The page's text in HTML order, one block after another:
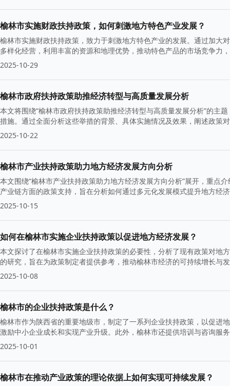
榆林市实施财政扶持政策，如何刺激地方特色产业发展？
榆林市实施财政扶持政策，致力于刺激地方特色产业的发展。通过加大
多样化经营，利用丰富的资源和地理优势，推动特色产品的市场竞争力
2025-10-29
榆林市政府扶持政策助推经济转型与高质量发展分析
本文将围绕“榆林市政府扶持政策助推经济转型与高质量发展分析”的主
措施。通过全面分析这些举措的背景、具体实施情况及效果，阐述政策
力。
2025-10-22
榆林市产业扶持政策助力地方经济发展方向分析
本文围绕“榆林市产业扶持政策助力地方经济发展方向分析”展开，重点
产业链方面的政策支持，旨在分析如何通过多元化发展模式提升地方经
2025-10-15
如何在榆林市实施企业扶持政策以促进地方经济发展？
本文探讨了在榆林市实施企业扶持政策的必要性，分析了现有政策对地
的研究，旨在为政策制定者提供参考，推动榆林市经济的可持续增长与
2025-10-08
榆林市的企业扶持政策是什么？
榆林市作为陕西省的重要地级市，制定了一系列企业扶持政策，以促进
激励中小企业成长和实现产业升级。此外，榆林市还提供培训与咨询服
2025-10-01
榆林市在推动产业政策的理论依据上如何实现可持续发展？